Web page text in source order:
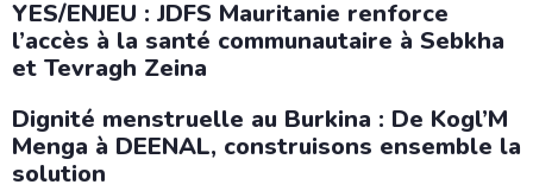
YES/ENJEU : JDFS Mauritanie renforce
l’accès à la santé communautaire à Sebkha
et Tevragh Zeina
Dignité menstruelle au Burkina : De Kogl’M
Menga à DEENAL, construisons ensemble la
solution